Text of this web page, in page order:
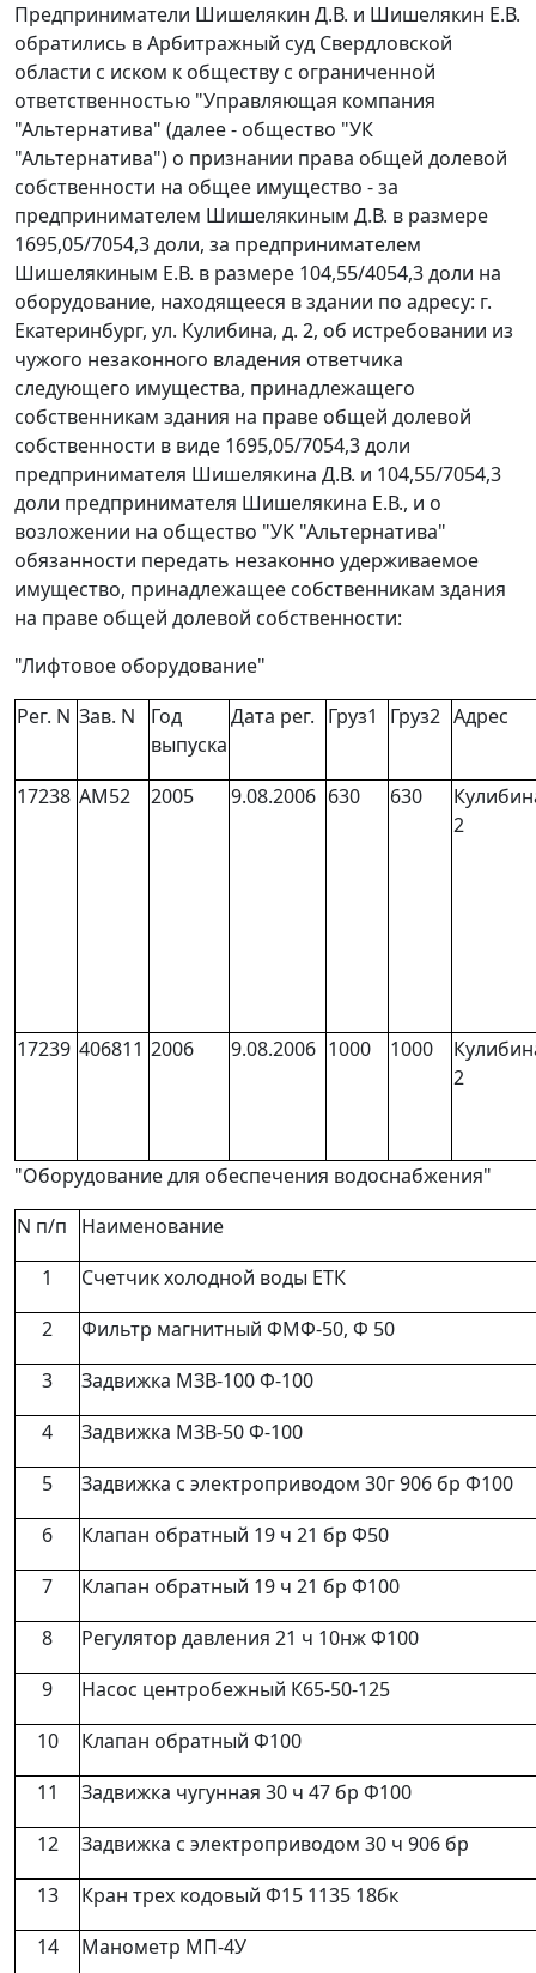
Предприниматели Шишелякин Д.В. и Шишелякин Е.В.
обратились в Арбитражный суд Свердловской
области с иском к обществу с ограниченной
ответственностью "Управляющая компания
"Альтернатива" (далее - общество "УК
"Альтернатива") о признании права общей долевой
собственности на общее имущество - за
предпринимателем Шишелякиным Д.В. в размере
1695,05/7054,3 доли, за предпринимателем
Шишелякиным Е.В. в размере 104,55/4054,3 доли на
оборудование, находящееся в здании по адресу: г.
Екатеринбург, ул. Кулибина, д. 2, об истребовании из
чужого незаконного владения ответчика
следующего имущества, принадлежащего
собственникам здания на праве общей долевой
собственности в виде 1695,05/7054,3 доли
предпринимателя Шишелякина Д.В. и 104,55/7054,3
доли предпринимателя Шишелякина Е.В., и о
возложении на общество "УК "Альтернатива"
обязанности передать незаконно удерживаемое
имущество, принадлежащее собственникам здания
на праве общей долевой собственности:
"Лифтовое оборудование"
Рег. N Зав. N
Год
выпуска
Дата рег. Груз1 Груз2 Адрес
17238 АМ52 2005 9.08.2006 630 630
2
17239 406811 2006 9.08.2006 1000 1000
2
"Оборудование для обеспечения водоснабжения"
N п/п
Наименование
1
Счетчик холодной воды ЕТК
2
Фильтр магнитный ФМФ-50, Ф 50
3
Задвижка МЗВ-100 Ф-100
4
Задвижка МЗВ-50 Ф-100
5
Задвижка с электроприводом 30г 906 бр Ф100
6
Клапан обратный 19 ч 21 бр Ф50
7
Клапан обратный 19 ч 21 бр Ф100
8
Регулятор давления 21 ч 10нж Ф100
9
Насос центробежный К65-50-125
10
Клапан обратный Ф100
11
Задвижка чугунная 30 ч 47 бр Ф100
12
Задвижка с электроприводом 30 ч 906 бр
13
Кран трех кодовый Ф15 1135 18бк
14
Манометр МП-4У